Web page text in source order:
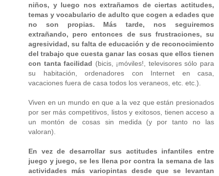
niños, y luego nos extrañamos de ciertas actitudes,
temas y vocabulario de adulto que cogen a edades que
no son propias. Más tarde, nos seguiremos
extrañando, pero entonces de sus frustraciones, su
agresividad, su falta de educación y de reconocimiento
del trabajo que cuesta ganar las cosas que ellos tienen
con tanta facilidad (bicis, ¡móviles!, televisores sólo para
su habitación, ordenadores con Internet en casa,
vacaciones fuera de casa todos los veraneos, etc. etc.).
Viven en un mundo en que a la vez que están presionados
por ser más competitivos, listos y exitosos, tienen acceso a
un montón de cosas sin medida (y por tanto no las
valoran).
En vez de desarrollar sus actitudes infantiles entre
juego y juego, se les llena por contra la semana de las
actividades más variopintas desde que se levantan